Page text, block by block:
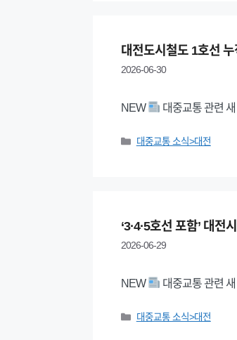
대전도시철도 1호선
2026-06-30
NEW 대중교통 관련
Categories
대중교통 소식>대전
‘3·4·5호선 포함’ 대
2026-06-29
NEW 대중교통 관련
Categories
대중교통 소식>대전